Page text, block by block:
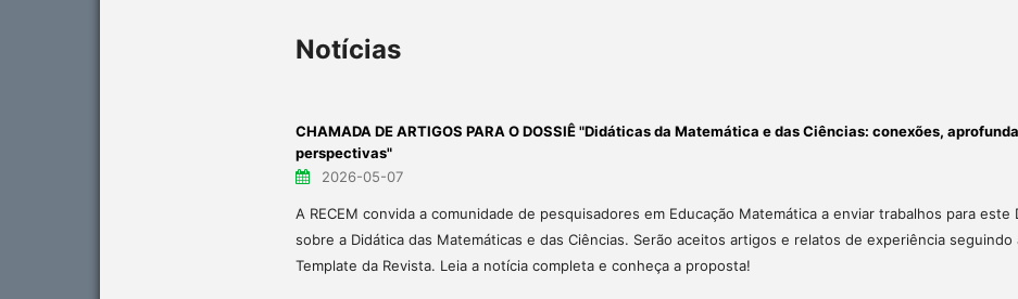
Notícias
CHAMADA DE ARTIGOS PARA O DOSSIÊ "Didáticas da Matemática e das Ciências: conexões,
perspectivas"
2026-05-07
A RECEM convida a comunidade de pesquisadores em Educação Matemática a enviar trabalhos para este
sobre a Didática das Matemáticas e das Ciências. Serão aceitos artigos e relatos de experiência seguindo
Template da Revista. Leia a notícia completa e conheça a proposta!